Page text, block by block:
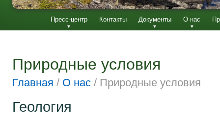
Пресс-центр Контакты Документы О нас
Природные условия
Главная / О нас / Природные условия
Геология